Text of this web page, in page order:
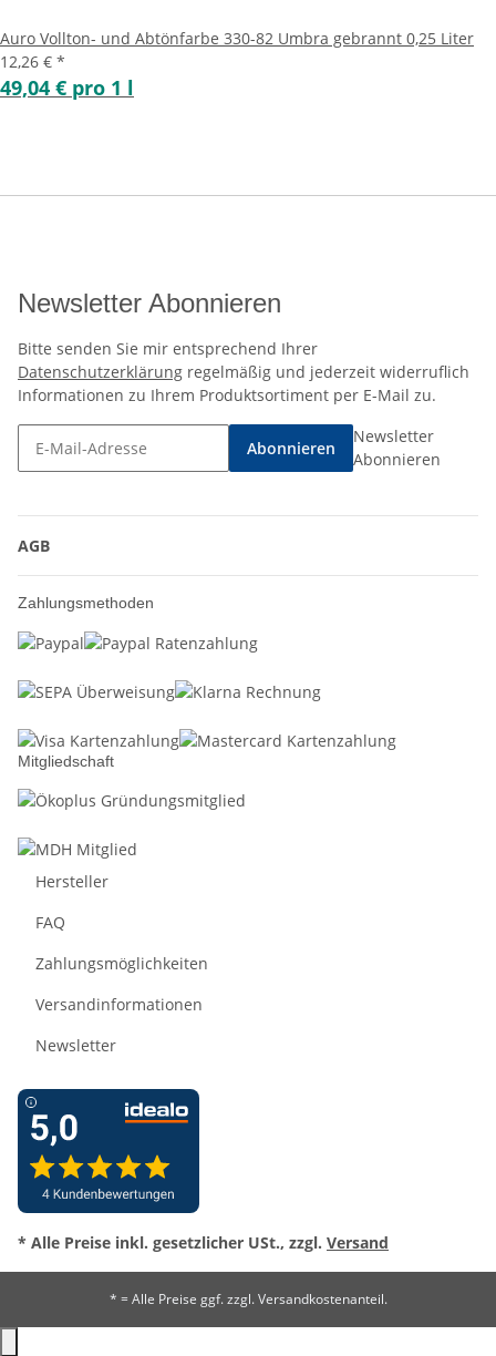
Auro Vollton- und Abtönfarbe 330-82 Umbra gebrannt 0,25 Liter
12,26 € *
49,04 € pro 1 l
Newsletter Abonnieren
Bitte senden Sie mir entsprechend Ihrer
Datenschutzerklärung regelmäßig und jederzeit widerruflich
Informationen zu Ihrem Produktsortiment per E-Mail zu.
Abonnieren
Newsletter
Abonnieren
AGB
Zahlungsmethoden
Mitgliedschaft
Hersteller
FAQ
Zahlungsmöglichkeiten
Versandinformationen
Newsletter
* Alle Preise inkl. gesetzlicher USt., zzgl. Versand
* = Alle Preise ggf. zzgl. Versandkostenanteil.